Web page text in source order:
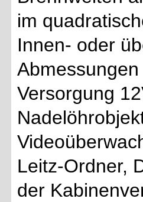
im
Innen- oder
Versorgung
Leitz-Ordner,
der